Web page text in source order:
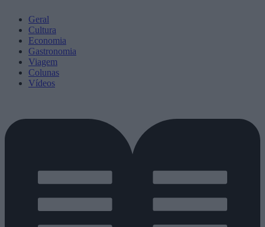
Geral
Cultura
Economia
Gastronomia
Viagem
Colunas
Vídeos